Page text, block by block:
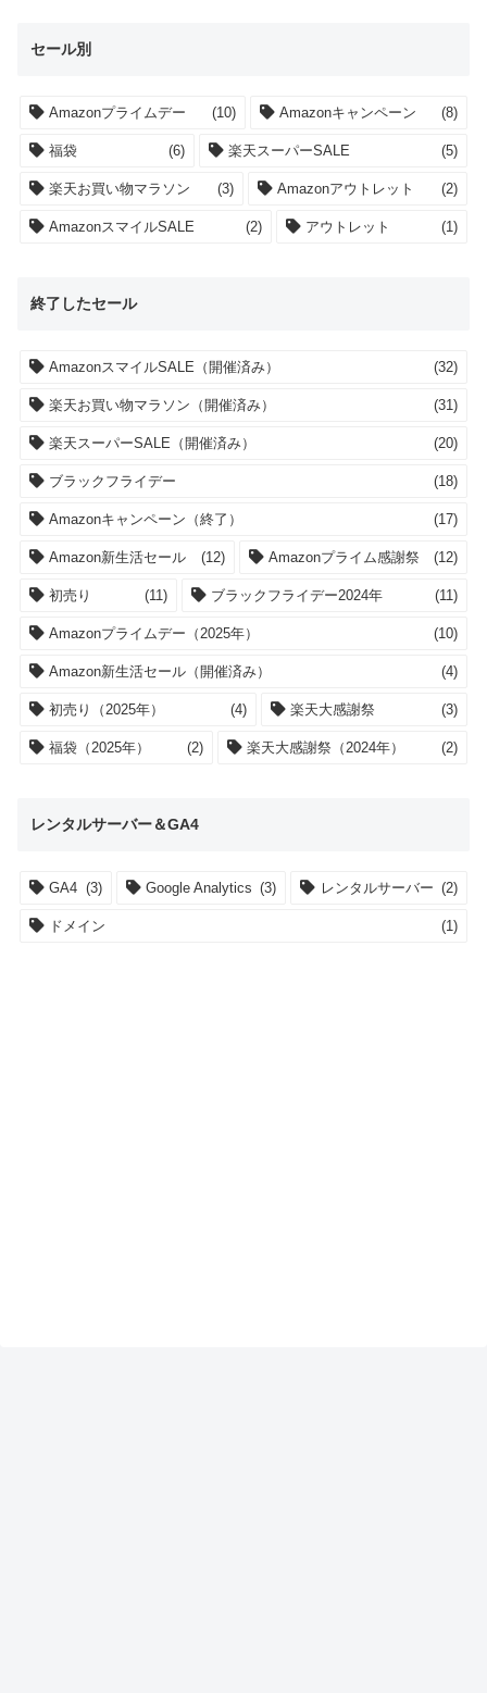
セール別
Amazonプライムデー (10) Amazonキャンペーン (8)
福袋 (6) 楽天スーパーSALE (5)
楽天お買い物マラソン (3) Amazonアウトレット (2)
AmazonスマイルSALE (2) アウトレット (1)
終了したセール
AmazonスマイルSALE（開催済み） (32)
楽天お買い物マラソン（開催済み） (31)
楽天スーパーSALE（開催済み） (20)
ブラックフライデー (18)
Amazonキャンペーン（終了） (17)
Amazon新生活セール (12) Amazonプライム感謝祭 (12)
初売り (11) ブラックフライデー2024年 (11)
Amazonプライムデー（2025年） (10)
Amazon新生活セール（開催済み） (4)
初売り（2025年） (4) 楽天大感謝祭 (3)
福袋（2025年） (2) 楽天大感謝祭（2024年） (2)
レンタルサーバー＆GA4
GA4 (3) Google Analytics (3) レンタルサーバー (2)
ドメイン (1)